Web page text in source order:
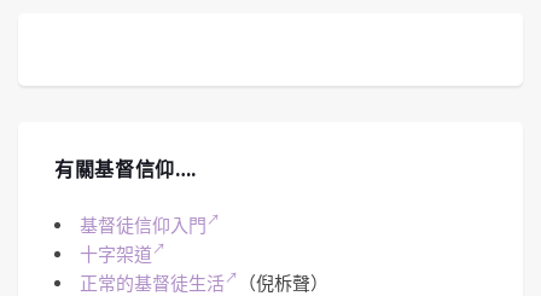
有關基督信仰….
基督徒信仰入門
十字架道
正常的基督徒生活
（倪柝聲）